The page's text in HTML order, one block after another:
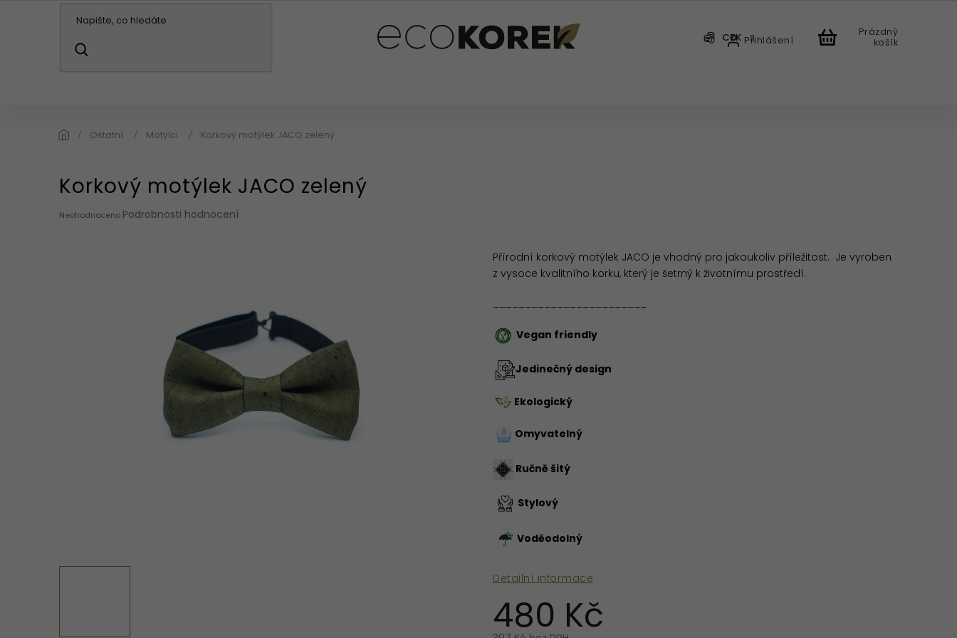
CZK Přihlášení
HLEDAT
Prázdný
košík
Ostatní Motýlci Korkový motýlek JACO zelený
Korkový motýlek JACO zelený
Průměrné
Neohodnoceno Podrobnosti hodnocení
480 Kč
Přírodní korkový motýlek JACO je vhodný pro jakoukoliv příležitost. Je vyroben
z vysoce kvalitního korku, který je šetrný k životnímu prostředí.
Vegan friendly
Jedinečný design
Ekologický
Omyvatelný
Ručně šitý
Stylový
Voděodolný
Detailní informace